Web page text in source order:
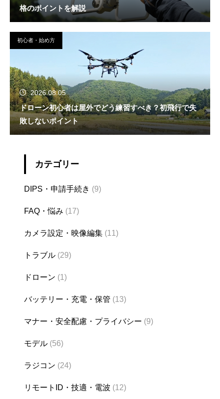
格のポイントを解説
初心者・始め方
2026.08.05
ドローン初心者は屋外でどう練習すべき？初飛行で失
敗しないポイント
カテゴリー
DIPS・申請手続き (9)
FAQ・悩み (17)
カメラ設定・映像編集 (11)
トラブル (29)
ドローン (1)
バッテリー・充電・保管 (13)
マナー・安全配慮・プライバシー (9)
モデル (56)
ラジコン (24)
リモートID・技適・電波 (12)